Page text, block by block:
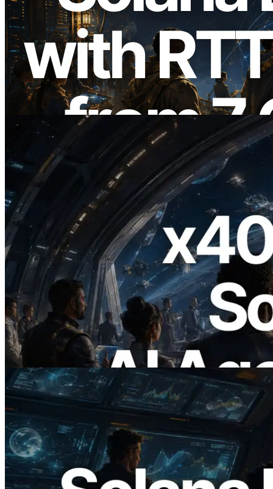
2026.08.05
ERPC Memperluas Solana Leader Slot
API dengan Pengukuran Ping dari 7
Region Global — Validators Information
API Juga Diluncurkan
Baca artikel ini
2026.07.04
ERPC Meluncurkan Solana RPC
Berbasis x402 — Era AI Agent
Membayar API yang Dibutuhkan Secara
On Demand
Baca artikel ini